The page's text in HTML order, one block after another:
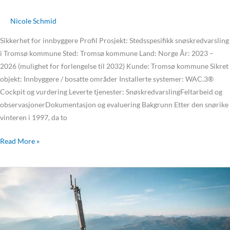
Nicole Schmid
Sikkerhet for innbyggere Profil Prosjekt: Stedsspesifikk snøskredvarsling
i Tromsø kommune Sted: Tromsø kommune Land: Norge År: 2023 –
2026 (mulighet for forlengelse til 2032) Kunde: Tromsø kommune Sikret
objekt: Innbyggere / bosatte områder Installerte systemer: WAC.3®
Cockpit og vurdering Leverte tjenester: SnøskredvarslingFeltarbeid og
observasjonerDokumentasjon og evaluering Bakgrunn Etter den snørike
vinteren i 1997, da to
Read More »
Schattenbach-
skredet
–
av